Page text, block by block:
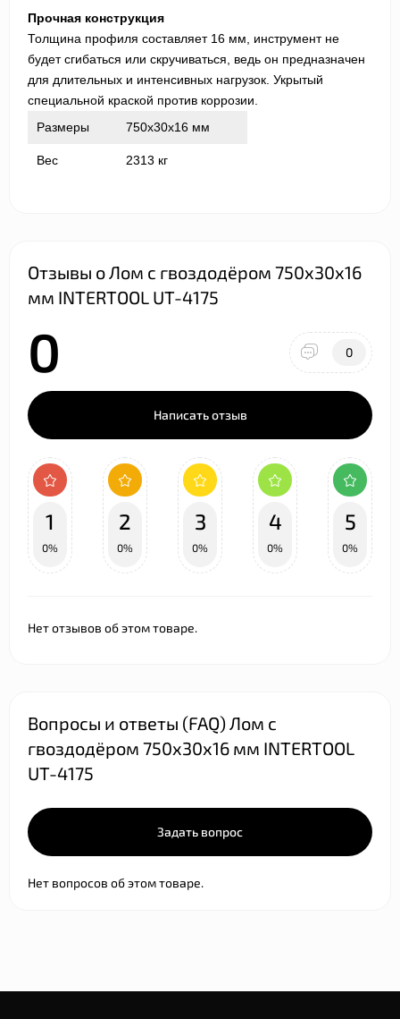
Прочная конструкция
Толщина профиля составляет 16 мм, инструмент не
будет сгибаться или скручиваться, ведь он предназначен
для длительных и интенсивных нагрузок. Укрытый
специальной краской против коррозии.
Размеры
750x30x16 мм
Вес 2313 кг
Отзывы о Лом с гвоздодёром 750x30x16
мм INTERTOOL UT-4175
0 0
Написать отзыв
1
0%
2
0%
3
0%
4
0%
5
0%
Нет отзывов об этом товаре.
Вопросы и ответы (FAQ) Лом с
гвоздодёром 750x30x16 мм INTERTOOL
UT-4175
Задать вопрос
Нет вопросов об этом товаре.